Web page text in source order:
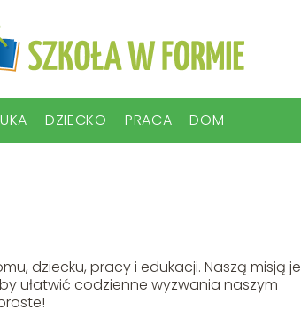
DZIECKO PRACA DOM
dziecku, pracy i edukacji. Naszą misją
ułatwić codzienne wyzwania naszym